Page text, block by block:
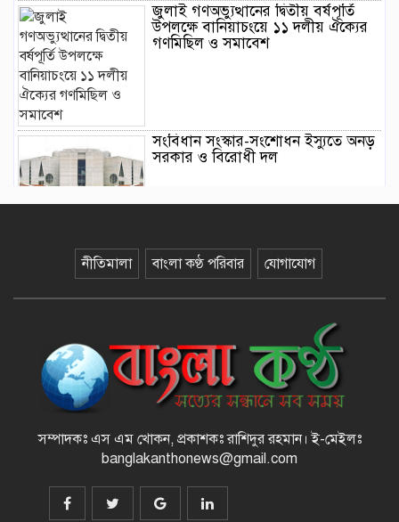
জুলাই গণঅভ্যুত্থানের দ্বিতীয় বর্ষপূর্তি
উপলক্ষে বানিয়াচংয়ে ১১ দলীয় ঐক্যের
গণমিছিল ও সমাবেশ
সংবিধান সংস্কার-সংশোধন ইস্যুতে অনড়
সরকার ও বিরোধী দল
১২ কেজি এলপিজি সিলিন্ডারে দাম কমল
মাজারের দান ব্যবস্থাপনায় স্বচ্ছতা
আনতে প্রশাসনের তদারকি, ভক্তদের
মাঝে স্বস্তি
বেনজীরকে দ্রুত দেশে ফেরানোর প্রক্রিয়া
নীতিমালা বাংলা কণ্ঠ পরিবার যোগাযোগ
সম্পাদকঃ এস এম খোকন, প্রকাশকঃ রাশিদুর রহমান। ই-মেইলঃ
banglakanthonews@gmail.com